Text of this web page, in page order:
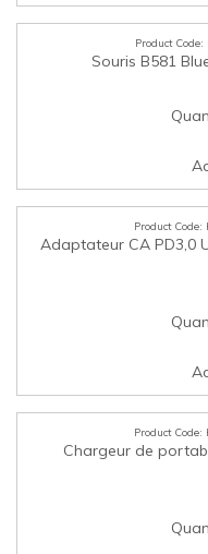
Adaptateur CA PD3,0
Chargeur de
Étui de transport en